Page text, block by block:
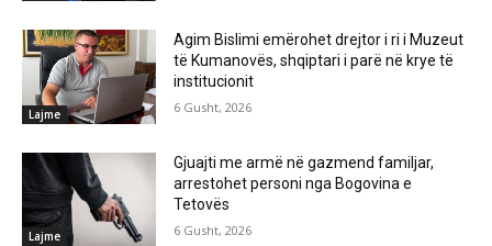
Lajme
Agim Bislimi emërohet drejtor i ri i Muzeut
të Kumanovës, shqiptari i parë në krye të
institucionit
6 Gusht, 2026
Lajme
Gjuajti me armë në gazmend familjar,
arrestohet personi nga Bogovina e
Tetovës
6 Gusht, 2026